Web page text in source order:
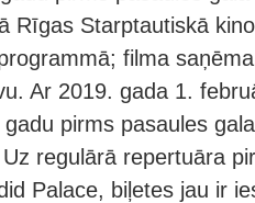
Rīgas Starptautiskā
filma
Ar 2019. gada 1.
pirms pasaules
regulārā repertuāra
Palace, biļetes jau ir